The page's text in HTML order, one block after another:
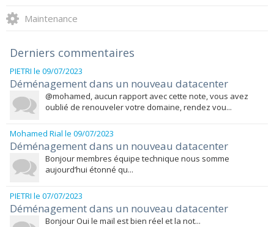
Maintenance
Derniers commentaires
PIETRI le 09/07/2023
Déménagement dans un nouveau datacenter
@mohamed, aucun rapport avec cette note, vous avez
oublié de renouveler votre domaine, rendez vou...
Mohamed Rial le 09/07/2023
Déménagement dans un nouveau datacenter
Bonjour membres équipe technique nous somme
aujourd’hui étonné qu...
PIETRI le 07/07/2023
Déménagement dans un nouveau datacenter
Bonjour Oui le mail est bien réel et la not...